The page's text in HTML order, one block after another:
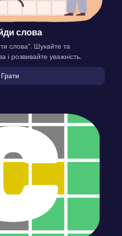
слова
слова”. Шукайте та
і розвивайте уважність.
Грати